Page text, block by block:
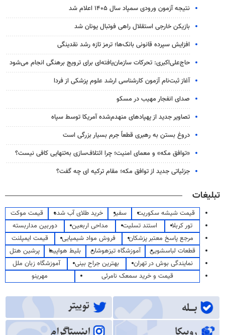
نتیجه آزمون ورودی سمپاد سال ۱۴۰۵ اعلام شد
بازیکن خارجی استقلال راهی فوتبال یونان شد
افزایش سپرده قانونی بانک‌ها؛ ترمز تازه رشد نقدینگی
حاج‌علی‌اکبری: تحرکات سازمان‌یافته‌ای برای ترویج برهنگی انجام می‌شود
آغاز ثبت‌نام‌ آزمون کارشناسی ارشد علوم پزشکی از فردا
صدای انفجار مهیب در مسکو
تصاویر جدید از پهپادهای منهدم‌شده آمریکا توسط سپاه
دروغ بستن به رهبری قطعاً جرم بسیار بزرگی است
«توافق مکه» و معمای امنیت؛ چرا ائتلاف‌سازی به‌تنهایی کافی نیست؟
جزئیاتی جدید از توافق مکه؛ مقام ترکیه ای چه گفت؟
تبلیغات
قیمت شیشه سکوریت سفیر خرید طلای آب شده
قیمت موکت
تور کربلا
استند تسلیت مداحی اربعین
دوربین مداربسته
مرجع پاسخ معتبر پزشکان
فروش مواد شیمیایی
قیمت ایمپلنت
قطعات لباسشویی
آموزشگاه تیزهوشان بلیط هواپیما
پرشین هتل
نمایندگی بوش در تهران
بهترین جراح بینی
آموزشگاه زبان ملل
قیمت و خرید سمعک نامرئی
مهرینو